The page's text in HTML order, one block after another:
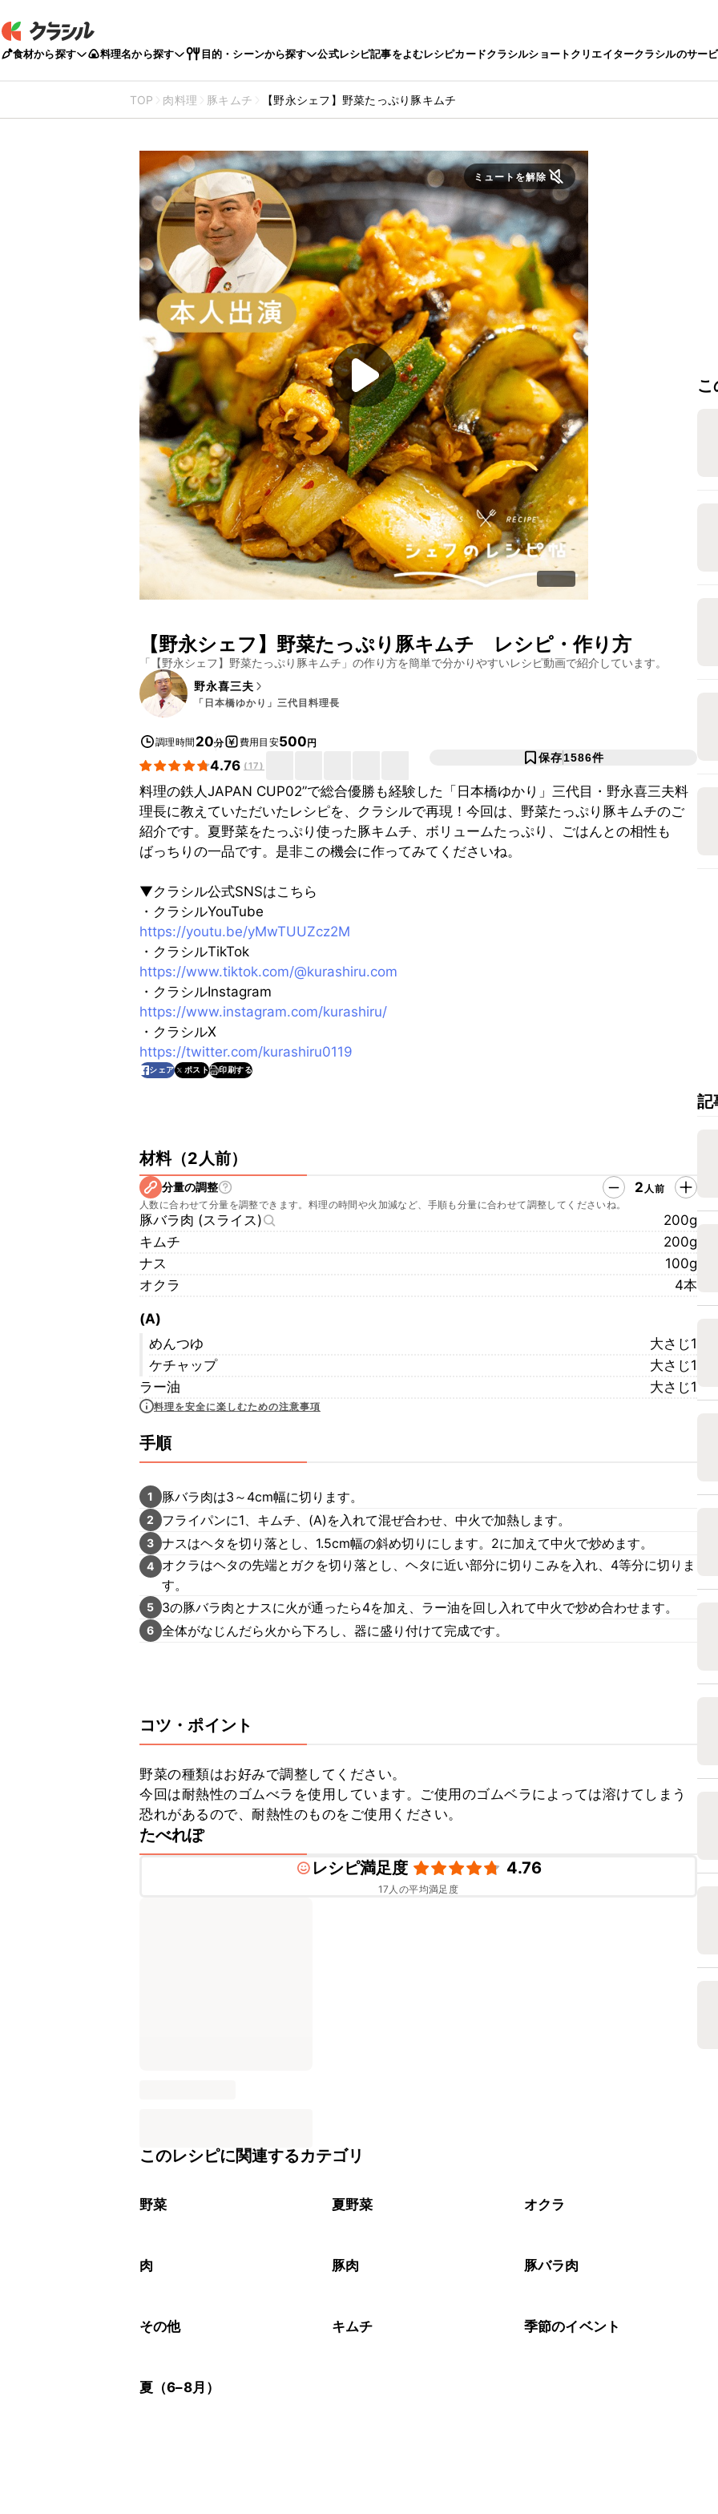
食材から探す 料理名から探す 目的・シーンから探す 公式レシピ記事をよむレシピカードクラシルショートクリエイタークラシルのサー
TOP 肉料理 豚キムチ 【野永シェフ】野菜たっぷり豚キムチ
ミュートを解除
【野永シェフ】野菜たっぷり豚キムチ レシピ・作り方
「 【野永シェフ】野菜たっぷり豚キムチ 」の作り方を簡単で分かりやすいレシピ動画で紹介しています。
野永喜三夫
「日本橋ゆかり」三代目料理長
調理時間 20分 費用目安500円
4.76 (17)
保存1586件
料理の鉄人JAPAN CUP02”で総合優勝も経験した「日本橋ゆかり」三代目・野永喜三夫料
理長に教えていただいたレシピを、クラシルで再現！今回は、野菜たっぷり豚キムチのご
紹介です。夏野菜をたっぷり使った豚キムチ、ボリュームたっぷり、ごはんとの相性も
ばっちりの一品です。是非この機会に作ってみてくださいね。
▼クラシル公式SNSはこちら
・クラシルYouTube
https://youtu.be/yMwTUUZcz2M
・クラシルTikTok
https://www.tiktok.com/@kurashiru.com
・クラシルInstagram
https://www.instagram.com/kurashiru/
・クラシルX
https://twitter.com/kurashiru0119
シェア ポスト 印刷する
材料（2人前）
分量の調整 2 人前
人数に合わせて分量を調整できます。料理の時間や火加減など、手順も分量に合わせて調整してくださいね。
豚バラ肉 (スライス)
200g
キムチ
200g
ナス
100g
オクラ
4本
(A)
めんつゆ
大さじ1
ケチャップ
大さじ1
ラー油
大さじ1
料理を安全に楽しむための注意事項
手順
1 豚バラ肉は3～4cm幅に切ります。
2 フライパンに1、キムチ、(A)を入れて混ぜ合わせ、中火で加熱します。
3 ナスはヘタを切り落とし、1.5cm幅の斜め切りにします。2に加えて中火で炒めます。
4
オクラはヘタの先端とガクを切り落とし、ヘタに近い部分に切りこみを入れ、4等分に切りま
す。
5 3の豚バラ肉とナスに火が通ったら4を加え、ラー油を回し入れて中火で炒め合わせます。
6 全体がなじんだら火から下ろし、器に盛り付けて完成です。
コツ・ポイント
野菜の種類はお好みで調整してください。
今回は耐熱性のゴムべラを使用しています。ご使用のゴムベラによっては溶けてしまう
恐れがあるので、耐熱性のものをご使用ください。
たべれぽ
レシピ満足度
4.76
17 人の平均満足度
このレシピに関連するカテゴリ
野菜 夏野菜 オクラ
肉 豚肉 豚バラ肉
その他 キムチ 季節のイベント
夏（6–8月）
記